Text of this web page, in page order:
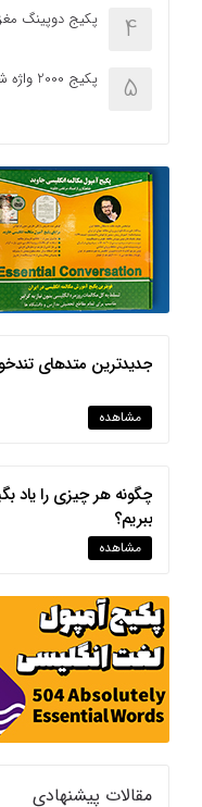
4 پکیج دوپینگ
5 پکیج 2000 واژه شگفت انگیز جاوید
جدیدترین متدهای
مشاهده
چگونه هر چیزی را یاد
ببریم؟
مشاهده
مقالات پیشنهادی